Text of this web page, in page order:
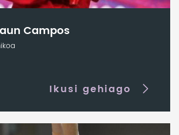
Campos
Ikusi gehiago